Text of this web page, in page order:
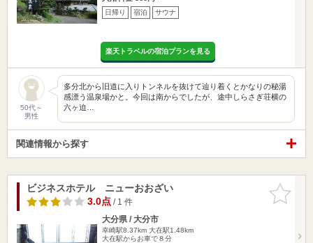
日帰り 宿泊 サウナ
楽天トラベルの宿泊プランを見る
50代～
男性
多分北から旧道に入りトンネルを抜けて辿り着くとかなりの秘湯
感漂う温泉場かと。今回は南からでしたが、途中しらさぎ荘横の
六ヶ迫…
関連情報から探す
お気に入
りに追加
ビジネスホテル ニューおおざい
3.0点/ 1 件
大分県 / 大分市
幸崎駅8.37km 大在駅1.48km
大在駅からお車で８分